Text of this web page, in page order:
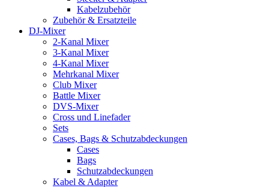
Kabelzubehör
Zubehör & Ersatzteile
DJ-Mixer
2-Kanal Mixer
3-Kanal Mixer
4-Kanal Mixer
Mehrkanal Mixer
Club Mixer
Battle Mixer
DVS-Mixer
Cross und Linefader
Sets
Cases, Bags & Schutzabdeckungen
Cases
Bags
Schutzabdeckungen
Kabel & Adapter